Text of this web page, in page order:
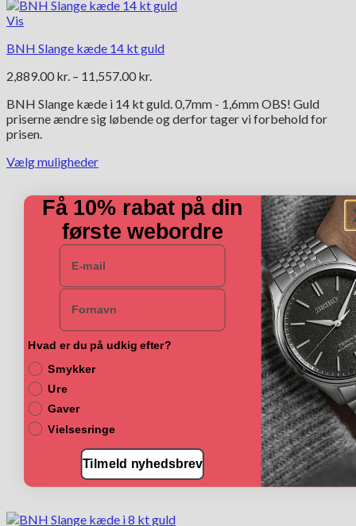
Vis
BNH Slange kæde 14 kt guld
2,889.00 kr. – 11,557.00 kr.
til
11,557.00 kr.
BNH Slange kæde i 14 kt guld. 0,7mm - 1,6mm OBS! Guld
priserne ændre sig løbende og derfor tager vi forbehold for
prisen.
Vælg muligheder
Mulighederne
Få 10% rabat på din
første webordre
E-mail
Navn
Hvad er du på udkig efter?
Smykker
Ure
Gaver
Vielsesringe
Tilmeld nyhedsbrev